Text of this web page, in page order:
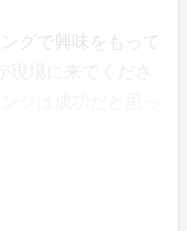
グで興味をもって